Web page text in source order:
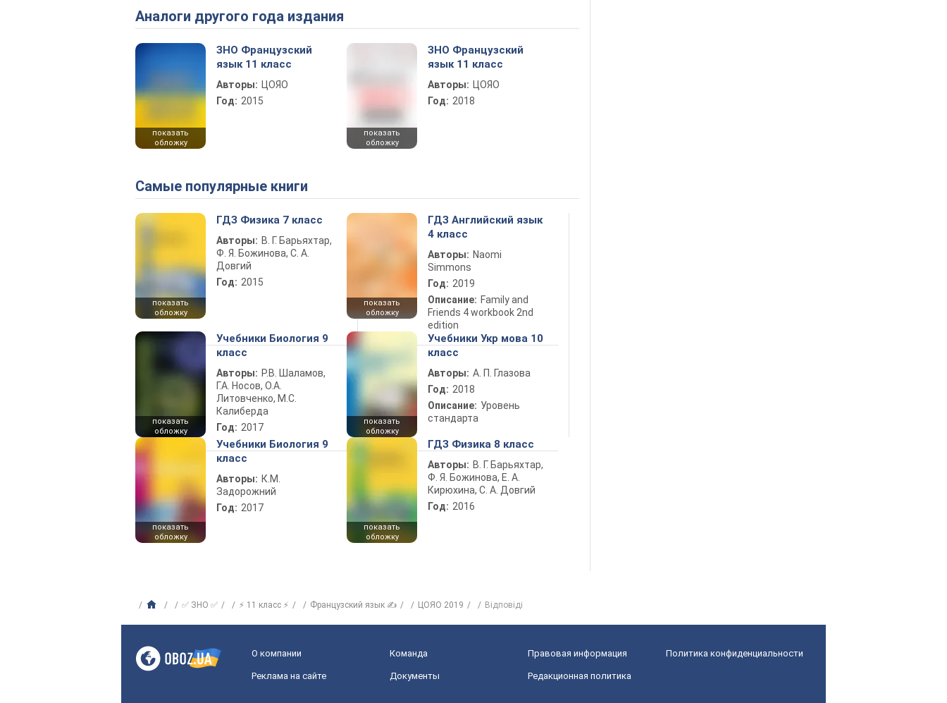
Аналоги другого года издания
показать
обложку
ЗНО Французский
язык 11 класс
Авторы: ЦОЯО
Год: 2015
показать
обложку
ЗНО Французский
язык 11 класс
Авторы: ЦОЯО
Год: 2018
Самые популярные книги
показать
обложку
ГДЗ Физика 7 класс
Авторы: В. Г. Барьяхтар,
Ф. Я. Божинова, С. А.
Довгий
Год: 2015
показать
обложку
ГДЗ Английский язык
4 класс
Авторы: Naomi
Simmons
Год: 2019
Описание: Family and
Friends 4 workbook 2nd
edition
показать
обложку
Учебники Биология 9
класс
Авторы: Р.В. Шаламов,
Г.А. Носов, О.А.
Литовченко, М.С.
Калиберда
Год: 2017
показать
обложку
Учебники Укр мова 10
класс
Авторы: А. П. Глазова
Год: 2018
Описание: Уровень
стандарта
показать
обложку
Учебники Биология 9
класс
Авторы: К.М.
Задорожний
Год: 2017
показать
обложку
ГДЗ Физика 8 класс
Авторы: В. Г. Барьяхтар,
Ф. Я. Божинова, Е. А.
Кирюхина, С. А. Довгий
Год: 2016
✅ ЗНО ✅ ⚡ 11 класс ⚡ Французский язык ✍ ЦОЯО 2019 Відповіді
О компании Команда Правовая информация Политика конфиденциальности
Реклама на сайте Документы Редакционная политика